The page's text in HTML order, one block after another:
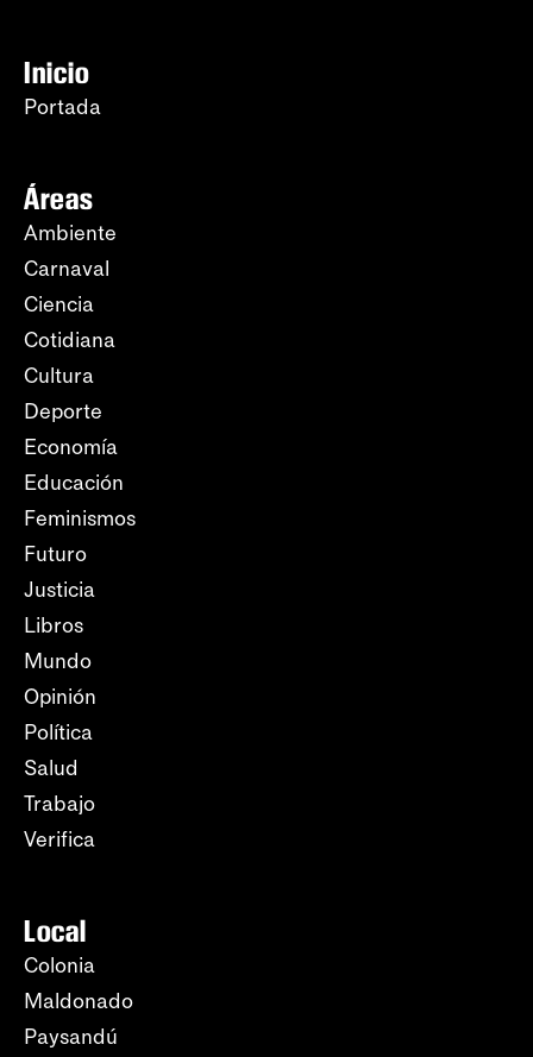
Inicio
Portada
Áreas
Ambiente
Carnaval
Ciencia
Cotidiana
Cultura
Deporte
Economía
Educación
Feminismos
Futuro
Justicia
Libros
Mundo
Opinión
Política
Salud
Trabajo
Verifica
Local
Colonia
Maldonado
Paysandú